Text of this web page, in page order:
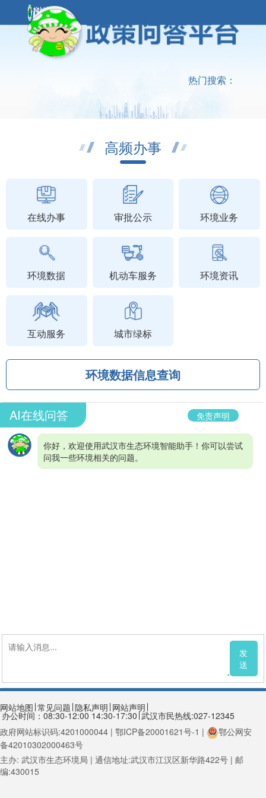
热门搜索：
高频办事
在线办事 审批公示 环境业务
环境数据 机动车服务 环境资讯
互动服务 城市绿标
环境数据信息查询
AI在线问答 免责声明
你好，欢迎使用武汉市生态环境智能助手！你可以尝试
问我一些环境相关的问题。
发
送
网站地图 常见问题 隐私声明 网站声明
办公时间：08:30-12:00 14:30-17:30 武汉市民热线:027-12345
政府网站标识码:4201000044 | 鄂ICP备20001621号-1 |
鄂公网安
备42010302000463号
主办: 武汉市生态环境局 | 通信地址:武汉市江汉区新华路422号 | 邮
编:430015